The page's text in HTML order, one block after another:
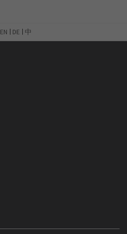
EN DE 中